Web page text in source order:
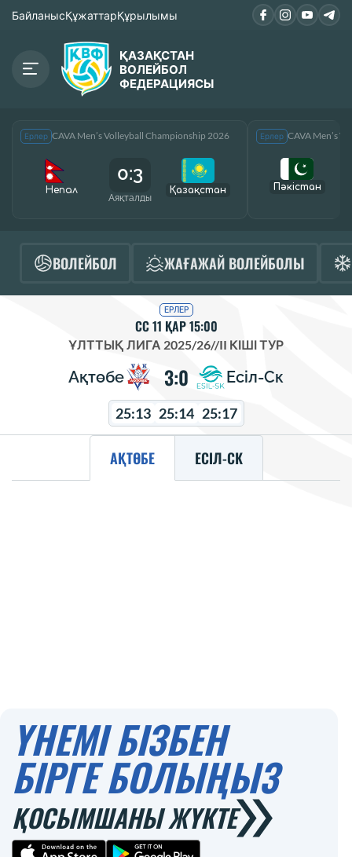
БайланысҚұжаттарҚұрылымы
ҚАЗАҚСТАН
ВОЛЕЙБОЛ
ФЕДЕРАЦИЯСЫ
Ерлер CAVA Men’s Volleyball Championship 2026
Непал
0:3
Аяқталды
Қазақcтан
Ерлер CAVA Men’s
Пәкістан
ВОЛЕЙБОЛ ЖАҒАЖАЙ ВОЛЕЙБОЛЫ
ЕРЛЕР
СС 11 ҚАР 15:00
ҰЛТТЫҚ ЛИГА 2025/26//II КІШІ ТУР
Ақтөбе 3:0 Есіл-Ск
25:13 25:14 25:17
АҚТӨБЕ ЕСІЛ-СК
ҮНЕМІ БІЗБЕН
БІРГЕ БОЛЫҢЫЗ
ҚОСЫМШАНЫ ЖҮКТЕ